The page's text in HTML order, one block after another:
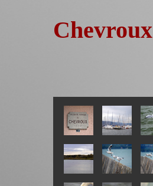
Chevroux